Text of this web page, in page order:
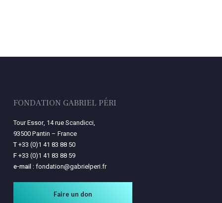
FONDATION GABRIEL PÉRI
Tour Essor, 14 rue Scandicci,
93500 Pantin – France
T+33 (0)1 41 83 88 50
F+33 (0)1 41 83 88 59
e-mail : fondation@gabrielperi.fr
Faire un don